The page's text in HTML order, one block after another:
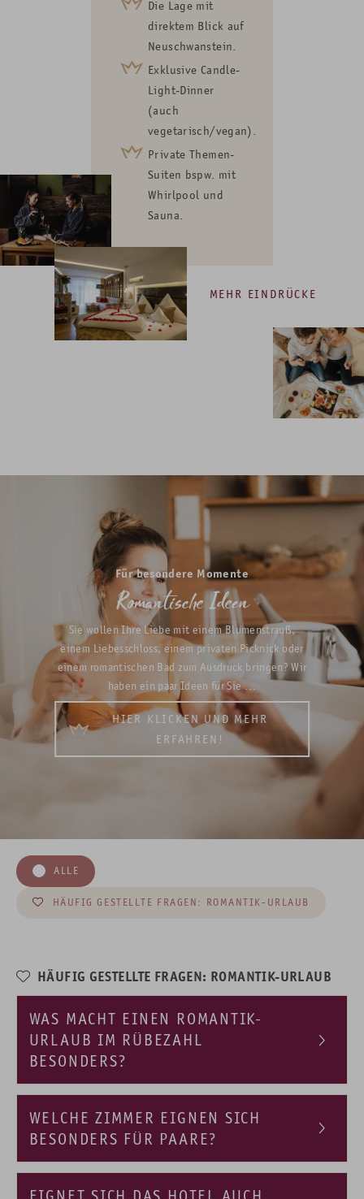
Die Lage mit
direktem Blick auf
Neuschwanstein.
Exklusive Candle-
Light-Dinner
(auch
vegetarisch/vegan).
Private Themen-
Suiten bspw. mit
Whirlpool und
Sauna.
MEHR EINDRÜCKE
Für besondere Momente
Romantische Ideen
Sie wollen Ihre Liebe mit einem Blumenstrauß,
einem Liebesschloss, einem privaten Picknick oder
einem romantischen Bad zum Ausdruck bringen? Wir
haben ein paar Ideen für Sie …
HIER KLICKEN UND MEHR
ERFAHREN!
ALLE
HÄUFIG GESTELLTE FRAGEN: ROMANTIK-URLAUB
HÄUFIG GESTELLTE FRAGEN: ROMANTIK-URLAUB
WAS MACHT EINEN ROMANTIK-
URLAUB IM RÜBEZAHL
BESONDERS?
WELCHE ZIMMER EIGNEN SICH
BESONDERS FÜR PAARE?